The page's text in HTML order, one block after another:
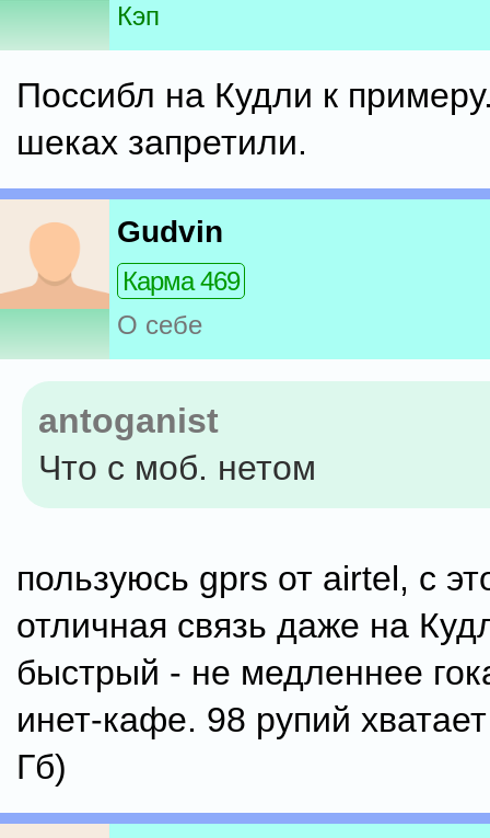
Кэп
Поссибл на Кудли к
шеках запретили.
Gudvin
Карма 469
О себе
antoganist
Что с моб. нетом
пользуюсь gprs от airtel, с
отличная связь даже на
быстрый - не медленнее
инет-кафе. 98 рупий
Гб)